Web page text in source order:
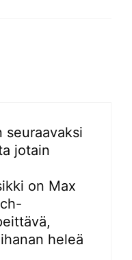
seuraavaksi
jotain
on Max
heleä